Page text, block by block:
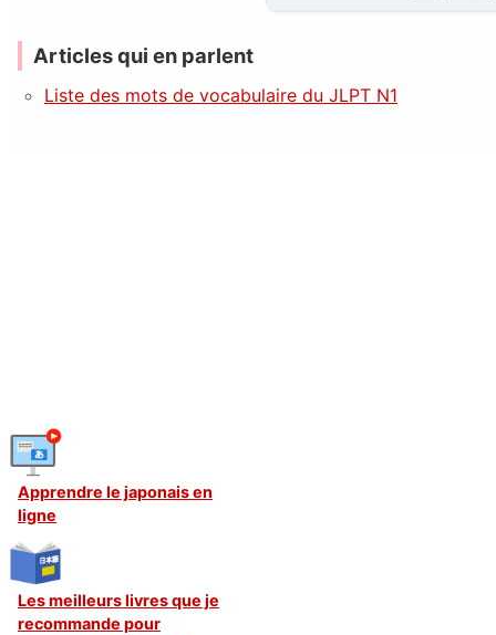
Articles qui en parlent
Liste des mots de vocabulaire du JLPT N1
Apprendre le japonais en
ligne
Les meilleurs livres que je
recommande pour